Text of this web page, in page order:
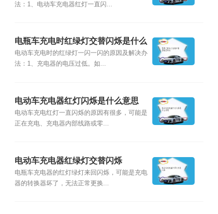
法：1、电动车充电器红灯一直闪...
电瓶车充电时红绿灯交替闪烁是什么
意思
电动车充电时的红绿灯一闪一闪的原因及解决办
法：1、充电器的电压过低。如...
电动车充电器红灯闪烁是什么意思
电动车充电红灯一直闪烁的原因有很多，可能是
正在充电、充电器内部线路或零...
电动车充电器红绿灯交替闪烁
电瓶车充电器的红灯绿灯来回闪烁，可能是充电
器的转换器坏了，无法正常更换...